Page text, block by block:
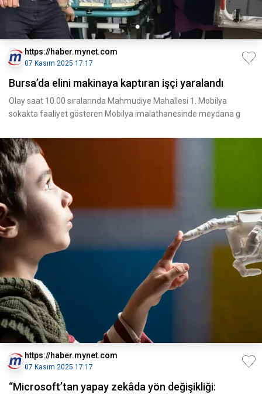
https://haber.mynet.com
07 Kasım 2025 17:17
Bursa’da elini makinaya kaptıran işçi yaralandı
Olay saat 10.00 sıralarında Mahmudiye Mahallesi 1. Mobilya
sokakta faaliyet gösteren Mobilya imalathanesinde meydana g
https://haber.mynet.com
07 Kasım 2025 17:17
“Microsoft’tan yapay zekâda yön değişikliği: